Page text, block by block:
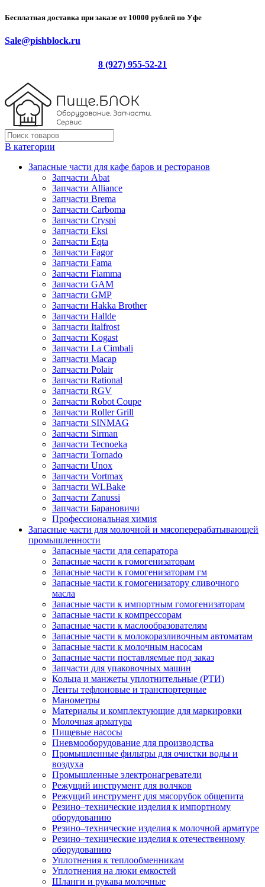
Бесплатная доставка при заказе от 10000 рублей по Уфе
Sale@pishblock.ru
8 (927) 955-52-21
В категории
Запасные части для кафе баров и ресторанов
Запчасти Abat
Запчасти Alliance
Запчасти Brema
Запчасти Carboma
Запчасти Cryspi
Запчасти Eksi
Запчасти Eqta
Запчасти Fagor
Запчасти Fama
Запчасти Fiamma
Запчасти GAM
Запчасти GMP
Запчасти Hakka Brother
Запчасти Hallde
Запчасти Italfrost
Запчасти Kogast
Запчасти La Cimbali
Запчасти Macap
Запчасти Polair
Запчасти Rational
Запчасти RGV
Запчасти Robot Coupe
Запчасти Roller Grill
Запчасти SINMAG
Запчасти Sirman
Запчасти Tecnoeka
Запчасти Tornado
Запчасти Unox
Запчасти Vortmax
Запчасти WLBake
Запчасти Zanussi
Запчасти Барановичи
Профессиональная химия
Запасные части для молочной и мясоперерабатывающей
промышленности
Запасные части для сепаратора
Запасные части к гомогенизаторам
Запасные части к гомогенизаторам гм
Запасные части к гомогенизатору сливочного
масла
Запасные части к импортным гомогенизаторам
Запасные части к компрессорам
Запасные части к маслообразователям
Запасные части к молокоразливочным автоматам
Запасные части к молочным насосам
Запасные части поставляемые под заказ
Запчасти для упаковочных машин
Кольца и манжеты уплотнительные (РТИ)
Ленты тефлоновые и транспортерные
Манометры
Материалы и комплектующие для маркировки
Молочная арматура
Пищевые насосы
Пневмооборудование для производства
Промышленные фильтры для очистки воды и
воздуха
Промышленные электронагреватели
Режущий инструмент для волчков
Режущий инструмент для мясорубок общепита
Резино–технические изделия к импортному
оборудованию
Резино–технические изделия к молочной арматуре
Резино–технические изделия к отечественному
оборудованию
Уплотнения к теплообменникам
Уплотнения на люки емкостей
Шланги и рукава молочные